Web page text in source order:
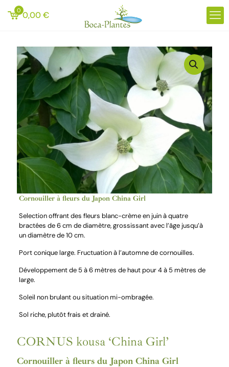
0 0,00€
Cornouiller à fleurs du Japon China Girl
Selection offrant des fleurs blanc-crème en juin à quatre
bractées de 6 cm de diamètre, grossissant avec l’âge jusqu’à
un diamètre de 10 cm.
Port conique large. Fructuation à l’automne de cornouilles.
Développement de 5 à 6 mètres de haut pour 4 à 5 mètres de
large.
Soleil non brulant ou situation mi-ombragée.
Sol riche, plutôt frais et drainé.
CORNUS kousa ‘China Girl’
Cornouiller à fleurs du Japon China Girl